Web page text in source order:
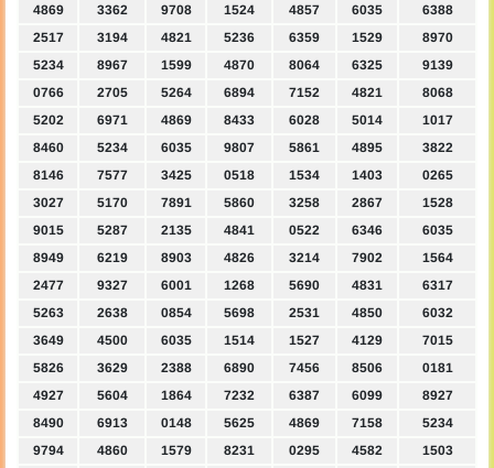
4869
3362 9708 1524 4857 6035
6388
2517
3194 4821 5236 6359 1529
8970
5234
8967 1599 4870 8064 6325
9139
0766
2705 5264 6894 7152 4821
8068
5202
6971 4869 8433 6028 5014
1017
8460
5234 6035 9807 5861 4895
3822
8146
7577 3425 0518 1534 1403
0265
3027
5170 7891 5860 3258 2867
1528
9015
5287 2135 4841 0522 6346
6035
8949
6219 8903 4826 3214 7902
1564
2477
9327 6001 1268 5690 4831
6317
5263
2638 0854 5698 2531 4850
6032
3649
4500 6035 1514 1527 4129
7015
5826
3629 2388 6890 7456 8506
0181
4927
5604 1864 7232 6387 6099
8927
8490
6913 0148 5625 4869 7158
5234
9794
4860 1579 8231 0295 4582 1503